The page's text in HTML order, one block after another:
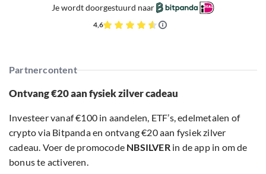
Je wordt doorgestuurd naar
4,6
Partnercontent
Ontvang €20 aan fysiek zilver cadeau
Investeer vanaf €100 in aandelen, ETF’s, edelmetalen of
crypto via Bitpanda en ontvang €20 aan fysiek zilver
cadeau. Voer de promocode NBSILVERin de app in om de
bonus te activeren.